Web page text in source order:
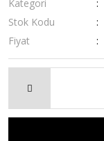
Kategori
Stok Kodu
Fiyat